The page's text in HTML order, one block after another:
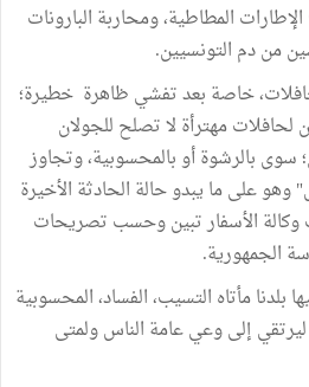
المطاطية، ومحاربة البارونات
من دم التونسيين.
خاصة بعد تفشي ظاهرة خطيرة؛
لحافلات مهترأة لا تصلح للجولان
بالرشوة أو بالمحسوبية، وتجاوز
وهو على ما يبدو حالة الحادثة الأخيرة
الأسفار تبين وحسب تصريحات
الجمهورية.
مأتاه التسيب، الفساد، المحسوبية
إلى وعي عامة الناس ولمتى